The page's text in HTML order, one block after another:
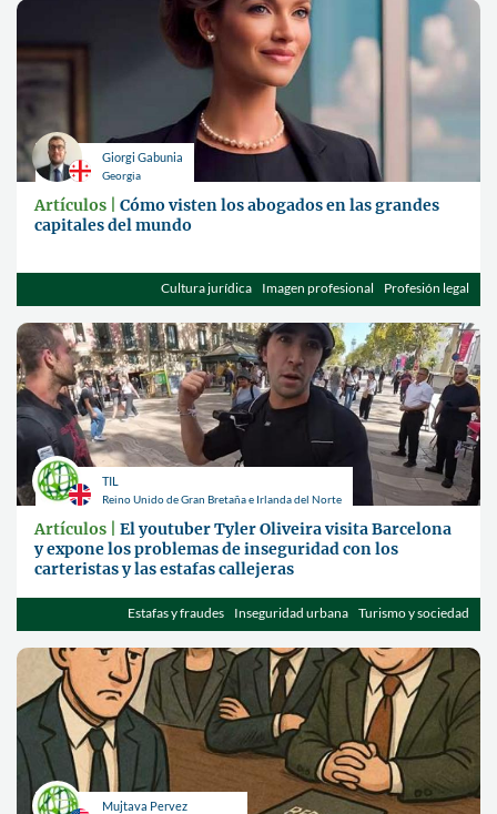
Giorgi Gabunia
Georgia
Artículos |Cómo visten los abogados en las grandes
capitales del mundo
Cultura jurídica Imagen profesional Profesión legal
TIL
Reino Unido de Gran Bretaña e Irlanda del Norte
Artículos |El youtuber Tyler Oliveira visita Barcelona
y expone los problemas de inseguridad con los
carteristas y las estafas callejeras
Estafas y fraudes Inseguridad urbana Turismo y sociedad
Mujtava Pervez